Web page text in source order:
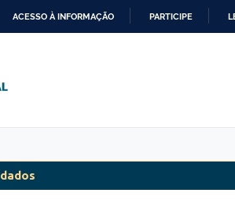
ACESSO À INFORMAÇÃO PARTICIPE